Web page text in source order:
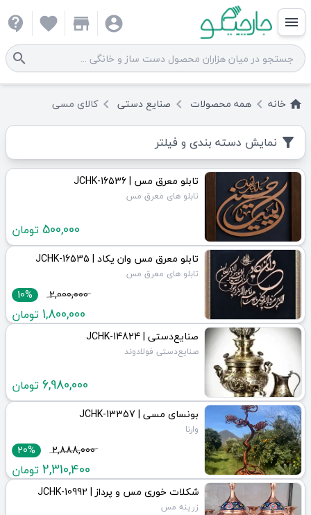
menu
search
account_circle
store
favorite
contact_support
home خانه keyboard_arrow_left همه محصولات keyboard_arrow_left صنایع دستی keyboard_arrow_leftکالای مسی
filter_alt نمایش دسته بندی و فیلتر
تابلو معرق مس | JCHK-16536
تابلو های معرق مس
500,000 تومان
تابلو معرق مس وان یکاد | JCHK-16535
تابلو های معرق مس
10% 2,000,000
1,800,000 تومان
صنایع‌دستی | JCHK-14824
صنایع‌دستی فولادوند
6,980,000 تومان
بونسای مسی | JCHK-13357
وارنا
20% 2,888,000
2,310,400تومان
شکلات خوری مس و پرداز | JCHK-10992
زرینه مس